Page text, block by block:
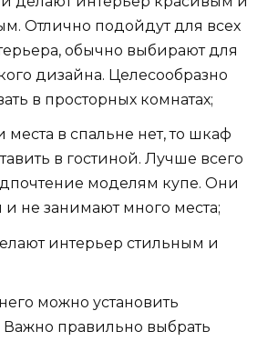
Отлично подойдут для всех
обычно выбирают для
дизайна. Целесообразно
в просторных комнатах;
места в спальне нет, то шкаф
в гостиной. Лучше всего
моделям купе. Они
и не занимают много места;
интерьер стильным и
можно установить
Важно правильно выбрать